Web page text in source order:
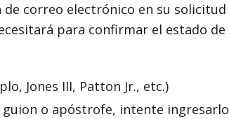
de correo electrónico en su
para confirmar el estado
Jones III, Patton Jr., etc.)
guion o apóstrofe, intente